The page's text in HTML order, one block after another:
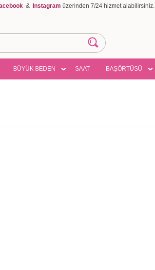
& Instagram üzerinden 7/24 hizmet alabilirsiniz.
BÜYÜK BEDEN SAAT BAŞÖRTÜSÜ